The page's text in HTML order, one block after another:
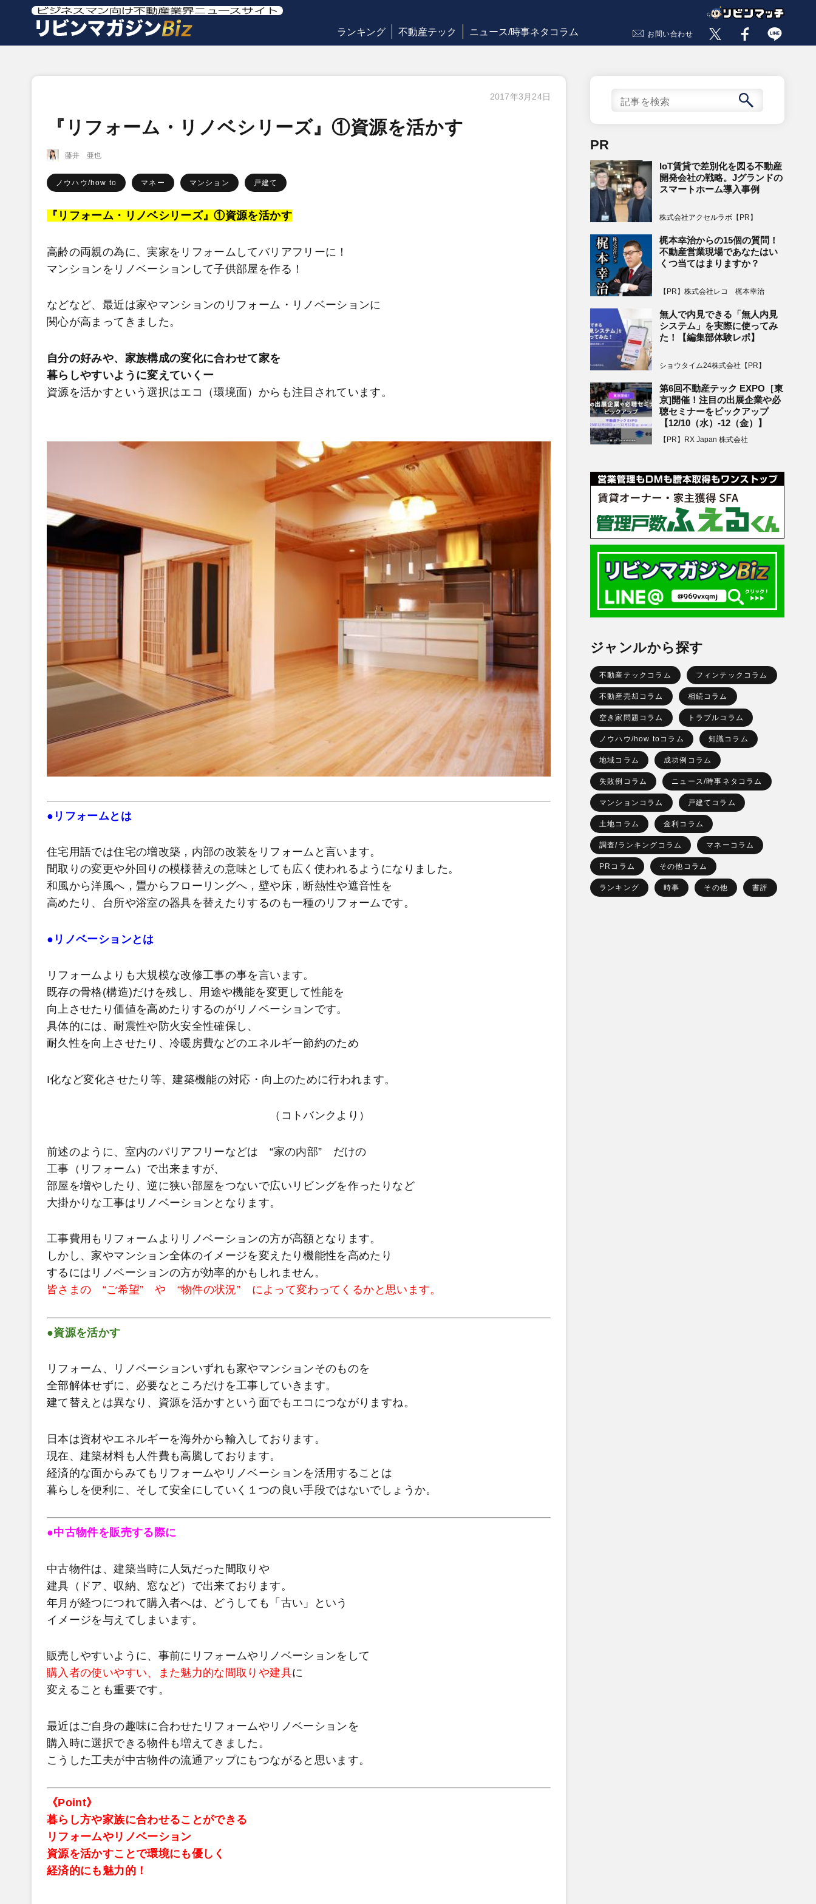
ランキング 不動産テック ニュース/時事ネタコラム お問い合わせ
2017年3月24日
『リフォーム・リノベシリーズ』①資源を活かす
藤井 亜也
ノウハウ/how to マネー マンション 戸建て
『リフォーム・リノベシリーズ』①資源を活かす
高齢の両親の為に、実家をリフォームしてバリアフリーに！
マンションをリノベーションして子供部屋を作る！
などなど、最近は家やマンションのリフォーム・リノベーションに
関心が高まってきました。
自分の好みや、家族構成の変化に合わせて家を
暮らしやすいように変えていくー
資源を活かすという選択はエコ（環境面）からも注目されています。
●リフォームとは
住宅用語では住宅の増改築，内部の改装をリフォームと言います。
間取りの変更や外回りの模様替えの意味としても広く使われるようになりました。
和風から洋風へ，畳からフローリングへ，壁や床，断熱性や遮音性を
高めたり、台所や浴室の器具を替えたりするのも一種のリフォームです。
●リノベーションとは
リフォームよりも大規模な改修工事の事を言います。
既存の骨格(構造)だけを残し、用途や機能を変更して性能を
向上させたり価値を高めたりするのがリノベーションです。
具体的には、耐震性や防火安全性確保し、
耐久性を向上させたり、冷暖房費などのエネルギー節約のため
I化など変化させたり等、建築機能の対応・向上のために行われます。
（コトバンクより）
前述のように、室内のバリアフリーなどは “家の内部” だけの
工事（リフォーム）で出来ますが、
部屋を増やしたり、逆に狭い部屋をつないで広いリビングを作ったりなど
大掛かりな工事はリノベーションとなります。
工事費用もリフォームよりリノベーションの方が高額となります。
しかし、家やマンション全体のイメージを変えたり機能性を高めたり
するにはリノベーションの方が効率的かもしれません。
皆さまの “ご希望” や “物件の状況” によって変わってくるかと思います。
●資源を活かす
リフォーム、リノベーションいずれも家やマンションそのものを
全部解体せずに、必要なところだけを工事していきます。
建て替えとは異なり、資源を活かすという面でもエコにつながりますね。
日本は資材やエネルギーを海外から輸入しております。
現在、建築材料も人件費も高騰しております。
経済的な面からみてもリフォームやリノベーションを活用することは
暮らしを便利に、そして安全にしていく１つの良い手段ではないでしょうか。
●中古物件を販売する際に
中古物件は、建築当時に人気だった間取りや
建具（ドア、収納、窓など）で出来ております。
年月が経つにつれて購入者へは、どうしても「古い」という
イメージを与えてしまいます。
販売しやすいように、事前にリフォームやリノベーションをして
購入者の使いやすい、また魅力的な間取りや建具に
変えることも重要です。
最近はご自身の趣味に合わせたリフォームやリノベーションを
購入時に選択できる物件も増えてきました。
こうした工夫が中古物件の流通アップにもつながると思います。
《Point》
暮らし方や家族に合わせることができる
リフォームやリノベーション
資源を活かすことで環境にも優しく
経済的にも魅力的！
PR
IoT賃貸で差別化を図る不動産
開発会社の戦略。Jグランドの
スマートホーム導入事例
株式会社アクセルラボ【PR】
梶本幸治からの15個の質問！
不動産営業現場であなたはい
くつ当てはまりますか？
【PR】株式会社レコ 梶本幸治
無人で内見できる「無人内見
システム」を実際に使ってみ
た！【編集部体験レポ】
ショウタイム24株式会社【PR】
第6回不動産テック EXPO［東
京]開催！注目の出展企業や必
聴セミナーをピックアップ
【12/10（水）-12（金）】
【PR】RX Japan 株式会社
ジャンルから探す
不動産テックコラム フィンテックコラム
不動産売却コラム 相続コラム
空き家問題コラム トラブルコラム
ノウハウ/how toコラム 知識コラム
地域コラム 成功例コラム
失敗例コラム ニュース/時事ネタコラム
マンションコラム 戸建てコラム
土地コラム 金利コラム
調査/ランキングコラム マネーコラム
PRコラム その他コラム
ランキング 時事 その他 書評